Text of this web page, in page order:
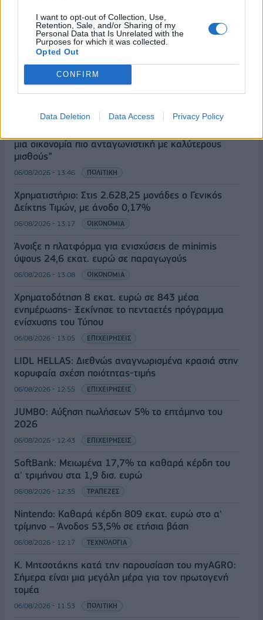
I want to opt-out of Collection, Use,
Retention, Sale, and/or Sharing of my
Personal Data that Is Unrelated with the
Purposes for which it was collected.
Opted Out
CONFIRM
Data Deletion Data Access Privacy Policy
ΡΟΗ ΕΙΔΗΣΕΩΝ
μια οικονομία πιο ανταγωνιστική με καλύτερους
μισθούς”
06/08/2026 - 13:46 ΠΟΛΙΤΙΚΗ
Χρηματιστήριο: Στις 2.628,25 μονάδες ο Γενικός
Δείκτης Τιμών, με άνοδο 0,17%
06/08/2026 - 13:17 ΟΙΚΟΝΟΜΙΑ
Άνοιξε η πλατφόρμα για ενισχύσεις de minimis
ύψους 24,6 εκατ. ευρώ σε παραγωγούς
06/08/2026 - 13:08 ΟΙΚΟΝΟΜΙΑ
Χρηματοδότηση 8 εκατ. ευρώ σε 843 μέσα
ενημέρωσης- Ξεκίνησε το πενταετές πρόγραμμα
ενίσχυσης του Τύπου
06/08/2026 - 13:05 ΕΠΙΧΕΙΡΗΣΕΙΣ
LIDL HELLAS: Διεθνώς αναγνωρισμένα κρασιά στην
κορυφαία σχέση ποιότητας-τιμής
06/08/2026 - 12:55 ΕΠΙΧΕΙΡΗΣΕΙΣ
JUMBO: Αύξηση πωλήσεων 5% το επτάμηνο του
2026
06/08/2026 - 12:43 ΕΠΙΧΕΙΡΗΣΕΙΣ
SoftBank: Μειωμένα 17,7% τα καθαρά κέρδη του
α' τριμήνου στα 1,9 δισ. ευρώ
06/08/2026 - 12:35 ΤΡΑΠΕΖΕΣ
Nintendo: Καθαρά κέρδη 809 εκατ. ευρώ στο α'
τρίμηνο – Άνοδος 53,5% σε ετήσια βάση
06/08/2026 - 12:17 ΤΕΧΝΟΛΟΓΙΑ
Κ. Μητσοτάκης κατά την παρουσίαση του myAGRO:
Σήμερα είναι μια μεγάλη μέρα για τον πρωτογενή
τομέα
06/08/2026 - 11:53 ΠΟΛΙΤΙΚΗ